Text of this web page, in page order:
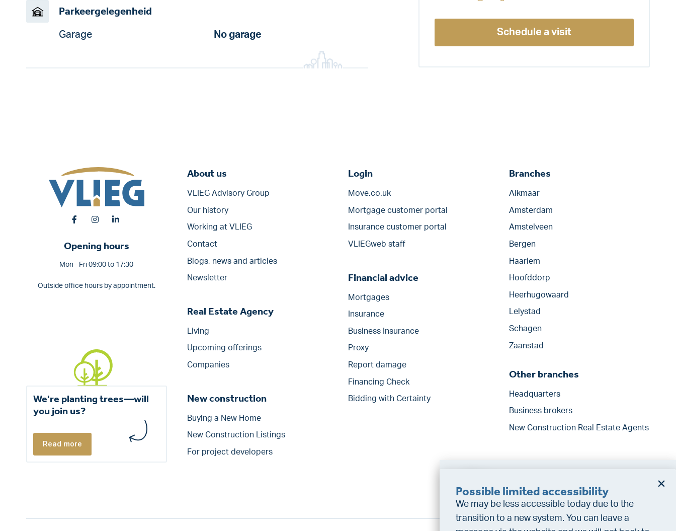
Parkeergelegenheid
Garage No garage Schedule a visit
Opening hours
Mon - Fri 09:00 to 17:30
Outside office hours by appointment.
We're planting trees—will
you join us?
Read more
About us
VLIEG Advisory Group
Our history
Working at VLIEG
Contact
Blogs, news and articles
Newsletter
Real Estate Agency
Living
Upcoming offerings
Companies
New construction
Buying a New Home
New Construction Listings
For project developers
Login
Move.co.uk
Mortgage customer portal
Insurance customer portal
VLIEGweb staff
Financial advice
Mortgages
Insurance
Business Insurance
Proxy
Report damage
Financing Check
Bidding with Certainty
Branches
Alkmaar
Amsterdam
Amstelveen
Bergen
Haarlem
Hoofddorp
Heerhugowaard
Lelystad
Schagen
Zaanstad
Other branches
Headquarters
Business brokers
New Construction Real Estate Agents
chance at being
assigned a home?
Do the financing check and
Possible limited accessibility
We may be less accessible today due to the
transition to a new system. You can leave a